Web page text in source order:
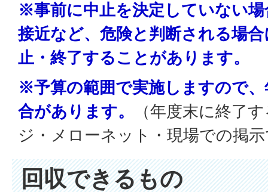
※事前に中止を決定していない
接近など、危険と判断される場
止・終了することがあります。
※予算の範囲で実施しますので
合があります。
（年度末に終了
ジ・メローネット・現場での掲
回収できるもの